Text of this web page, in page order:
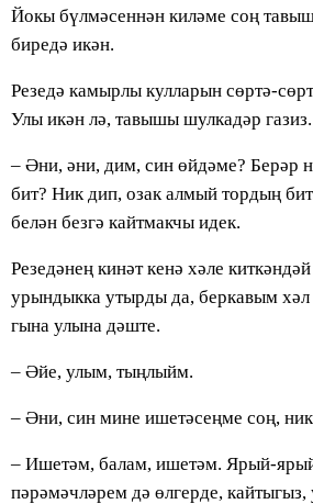
Йокы бүлмәсеннән киләме соң
биредә икән.
Резедә камырлы кулларын сөртә-
Улы икән лә, тавышы шулкадәр газиз.
– Әни, әни, дим, син өйдәме? Берәр
бит? Ник дип, озак алмый тордың
белән безгә кайтмакчы идек.
Резедәнең кинәт кенә хәле
урындыкка утырды да, беркавым
гына улына дәште.
– Әйе, улым, тыңлыйм.
– Әни, син мине ишетәсеңме соң,
– Ишетәм, балам, ишетәм. Ярый-
пәрәмәчләрем дә өлгерде,